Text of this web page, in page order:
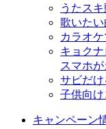
うたス
歌いたい
カラオ
キョクナ
スマホ
サビだけ
子供向け
キャンペーン